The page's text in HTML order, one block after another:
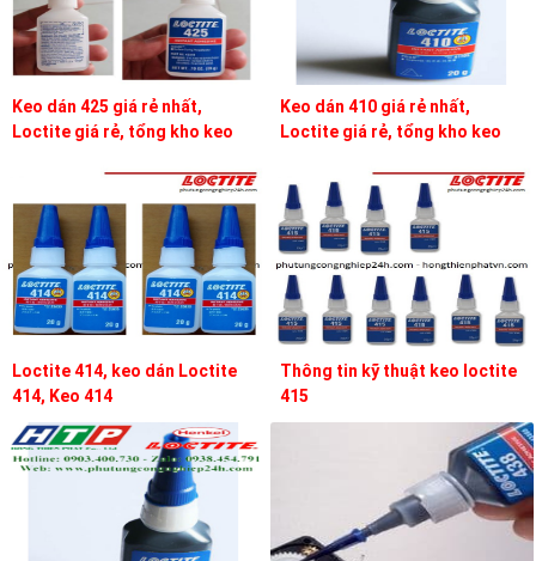
Keo dán 425 giá rẻ nhất,
Loctite giá rẻ, tổng kho keo
Keo dán 410 giá rẻ nhất,
Loctite giá rẻ, tổng kho keo
Loctite 414, keo dán Loctite
414, Keo 414
Thông tin kỹ thuật keo loctite
415